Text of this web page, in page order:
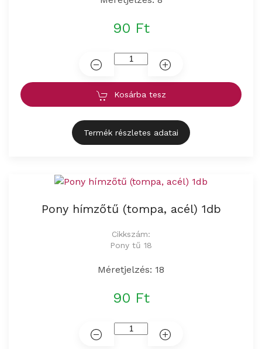
90 Ft
Kosárba tesz
Termék részletes adatai
Pony hímzőtű (tompa, acél) 1db
Cikkszám:
Pony tű 18
Méretjelzés: 18
90 Ft